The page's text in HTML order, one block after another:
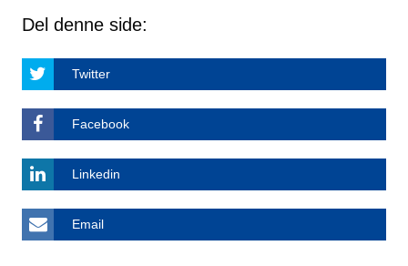
Del denne side:
Twitter
Facebook
Linkedin
Email